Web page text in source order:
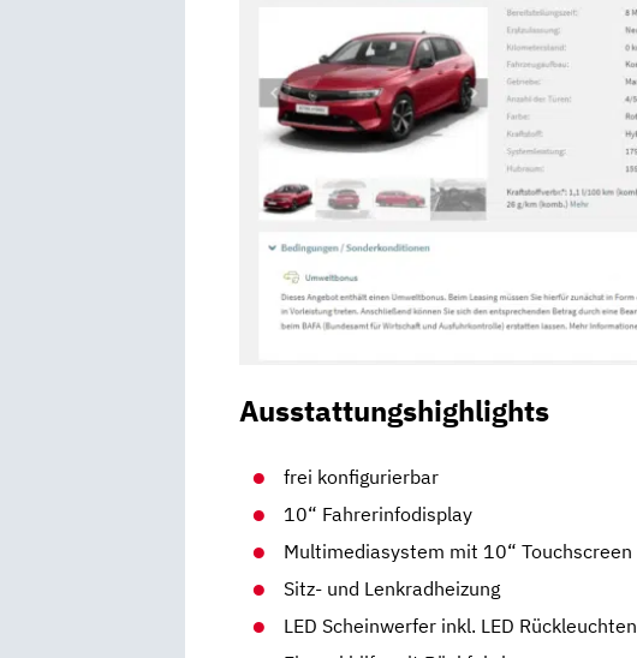
Ausstattungshighlights
frei konfigurierbar
10“ Fahrerinfodisplay
Multimediasystem mit 10“ Touchscreen
Sitz- und Lenkradheizung
LED Scheinwerfer inkl. LED Rückleuchten